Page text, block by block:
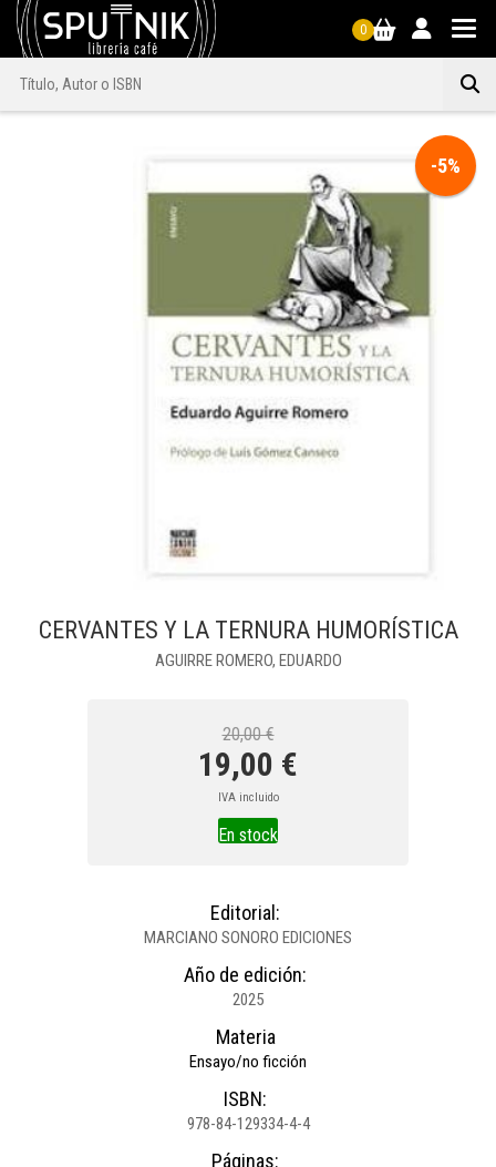
0
-5%
CERVANTES Y LA TERNURA HUMORÍSTICA
AGUIRRE ROMERO, EDUARDO
20,00 €
19,00 €
IVA incluido
En stock
Editorial:
MARCIANO SONORO EDICIONES
Año de edición:
2025
Materia
Ensayo/no ficción
ISBN:
978-84-129334-4-4
Páginas: